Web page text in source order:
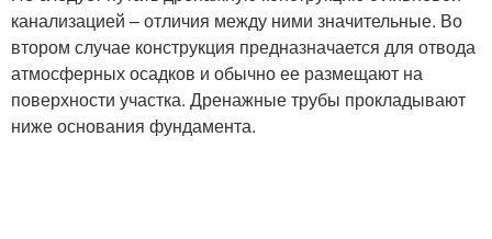
канализацией – отличия между ними значительные. Во
втором случае конструкция предназначается для отвода
атмосферных осадков и обычно ее размещают на
поверхности участка. Дренажные трубы прокладывают
ниже основания фундамента.